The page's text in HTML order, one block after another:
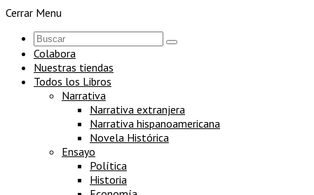
Cerrar Menu
Colabora
Nuestras tiendas
Todos los Libros
Narrativa
Narrativa extranjera
Narrativa hispanoamericana
Novela Histórica
Ensayo
Política
Historia